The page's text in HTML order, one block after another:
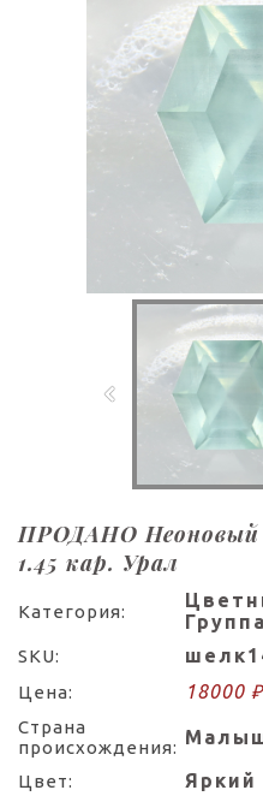
ПРОДАНО Неоновый
1.45 кар. Урал
Категория:
SKU:
Цена: 18000 ₽
Страна
происхождения:
Цвет: Яркий